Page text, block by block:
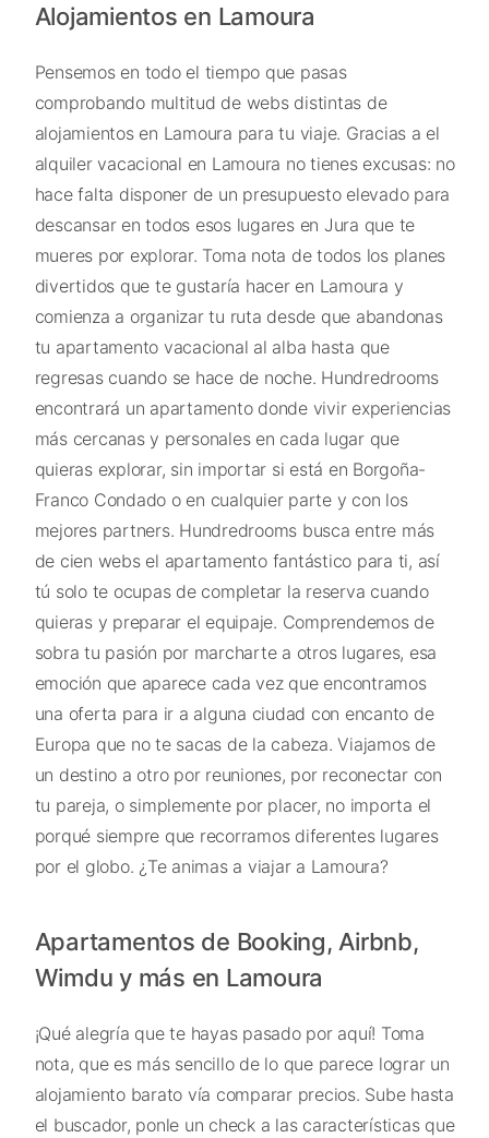
Alojamientos en Lamoura
Pensemos en todo el tiempo que pasas
comprobando multitud de webs distintas de
alojamientos en Lamoura para tu viaje. Gracias a el
alquiler vacacional en Lamoura no tienes excusas: no
hace falta disponer de un presupuesto elevado para
descansar en todos esos lugares en Jura que te
mueres por explorar. Toma nota de todos los planes
divertidos que te gustaría hacer en Lamoura y
comienza a organizar tu ruta desde que abandonas
tu apartamento vacacional al alba hasta que
regresas cuando se hace de noche. Hundredrooms
encontrará un apartamento donde vivir experiencias
más cercanas y personales en cada lugar que
quieras explorar, sin importar si está en Borgoña-
Franco Condado o en cualquier parte y con los
mejores partners. Hundredrooms busca entre más
de cien webs el apartamento fantástico para ti, así
tú solo te ocupas de completar la reserva cuando
quieras y preparar el equipaje. Comprendemos de
sobra tu pasión por marcharte a otros lugares, esa
emoción que aparece cada vez que encontramos
una oferta para ir a alguna ciudad con encanto de
Europa que no te sacas de la cabeza. Viajamos de
un destino a otro por reuniones, por reconectar con
tu pareja, o simplemente por placer, no importa el
porqué siempre que recorramos diferentes lugares
por el globo. ¿Te animas a viajar a Lamoura?
Apartamentos de Booking, Airbnb,
Wimdu y más en Lamoura
¡Qué alegría que te hayas pasado por aquí! Toma
nota, que es más sencillo de lo que parece lograr un
alojamiento barato vía comparar precios. Sube hasta
el buscador, ponle un check a las características que